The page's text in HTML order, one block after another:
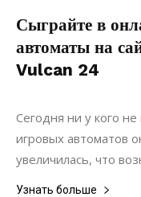
Сыграйте в
автоматы на
Vulcan 24
14.10.2018
Сегодня ни у кого
игровых автоматов
увеличилась, что
Узнать больше